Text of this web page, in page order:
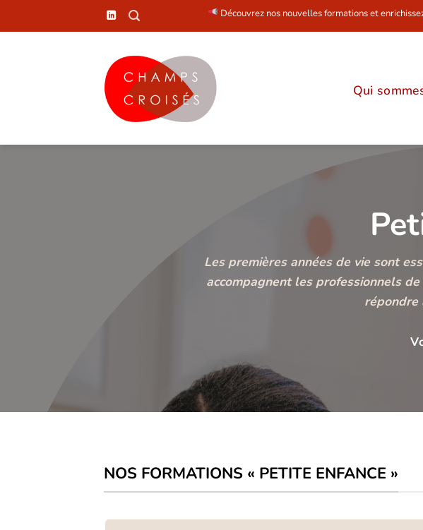
au
Découvrez nos nouvelles formations et enrichissez vos
Qui
Les premières années de vie sont
accompagnent les professionnels
répondre
NOS FORMATIONS « PETITE ENFANCE »